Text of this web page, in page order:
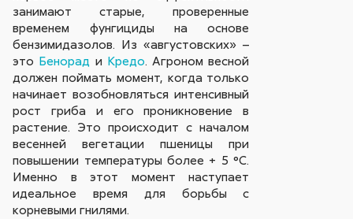
занимают старые, проверенные
временем фунгициды на основе
бензимидазолов. Из «августовских» –
это Бенорад и Кредо. Агроном весной
должен поймать момент, когда только
начинает возобновляться интенсивный
рост гриба и его проникновение в
растение. Это происходит с началом
весенней вегетации пшеницы при
повышении температуры более + 5 °С.
Именно в этот момент наступает
идеальное время для борьбы с
корневыми гнилями.